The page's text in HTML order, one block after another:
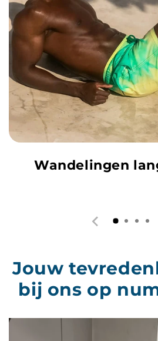
Wandelingen
Jouw
bij ons op